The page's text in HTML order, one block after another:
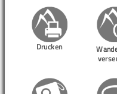
Drucken